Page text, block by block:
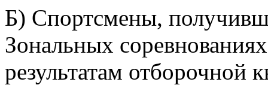
Б) Спортсмены,
Зональных
результатам отборочной